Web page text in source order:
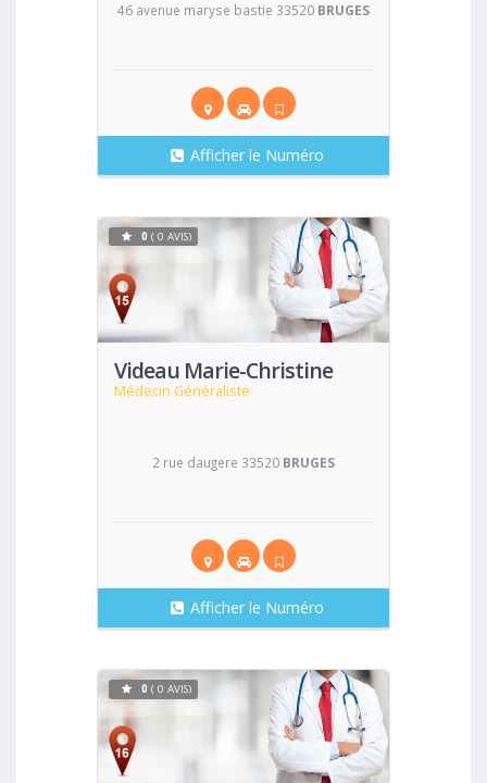
46 avenue maryse bastie 33520 BRUGES
Afficher le Numéro
Videau Marie-Christine
Médecin Généraliste
Voir
0 ( 0 AVIS)
2 rue daugere 33520 BRUGES
Afficher le Numéro
Voir
0 ( 0 AVIS)